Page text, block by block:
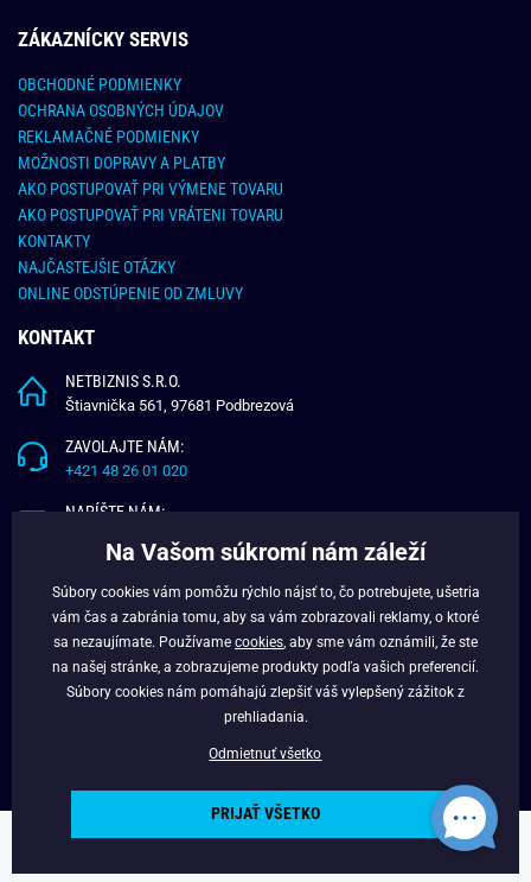
ZÁKAZNÍCKY SERVIS
OBCHODNÉ PODMIENKY
OCHRANA OSOBNÝCH ÚDAJOV
REKLAMAČNÉ PODMIENKY
MOŽNOSTI DOPRAVY A PLATBY
AKO POSTUPOVAŤ PRI VÝMENE TOVARU
AKO POSTUPOVAŤ PRI VRÁTENI TOVARU
KONTAKTY
NAJČASTEJŠIE OTÁZKY
ONLINE ODSTÚPENIE OD ZMLUVY
KONTAKT
NETBIZNIS S.R.O.
Štiavnička 561, 97681 Podbrezová
ZAVOLAJTE NÁM:
+421 48 26 01 020
NAPÍŠTE NÁM:
O NÁS
VERNOSTNÝ PROGRAM
BLOG
Copyright © 2025 - Budchlap.sk Všetky práva vyhradené. webdesign ©
Na Vašom súkromí nám záleží
Súbory cookies vám pomôžu rýchlo nájsť to, čo potrebujete, ušetria
vám čas a zabránia tomu, aby sa vám zobrazovali reklamy, o ktoré
sa nezaujímate. Používame cookies , aby sme vám oznámili, že ste
na našej stránke, a zobrazujeme produkty podľa vašich preferencií.
Súbory cookies nám pomáhajú zlepšiť váš vylepšený zážitok z
prehliadania.
Odmietnuť všetko
PRIJAŤ VŠETKO